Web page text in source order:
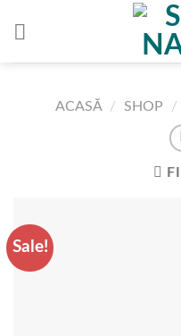
ACASĂ / SHOP /
Sale!